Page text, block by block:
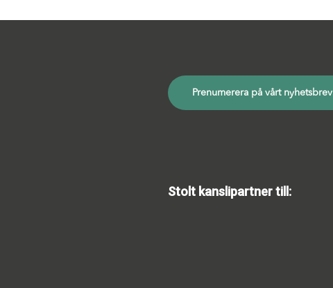
Prenumerera på vårt nyhetsbrev
Stolt kanslipartner till: